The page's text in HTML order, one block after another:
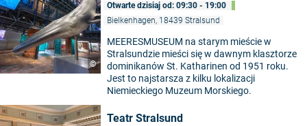
©
Otwarte dzisiaj od: 09:30 - 19:00
Bielkenhagen, 18439 Stralsund
MEERESMUSEUM na starym mieście w
Stralsundzie mieści się w dawnym klasztorze
dominikanów St. Katharinen od 1951 roku.
Jest to najstarsza z kilku lokalizacji
Niemieckiego Muzeum Morskiego.
Teatr Stralsund